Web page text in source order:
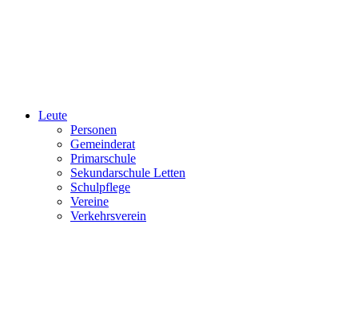
Leute
Personen
Gemeinderat
Primarschule
Sekundarschule Letten
Schulpflege
Vereine
Verkehrsverein